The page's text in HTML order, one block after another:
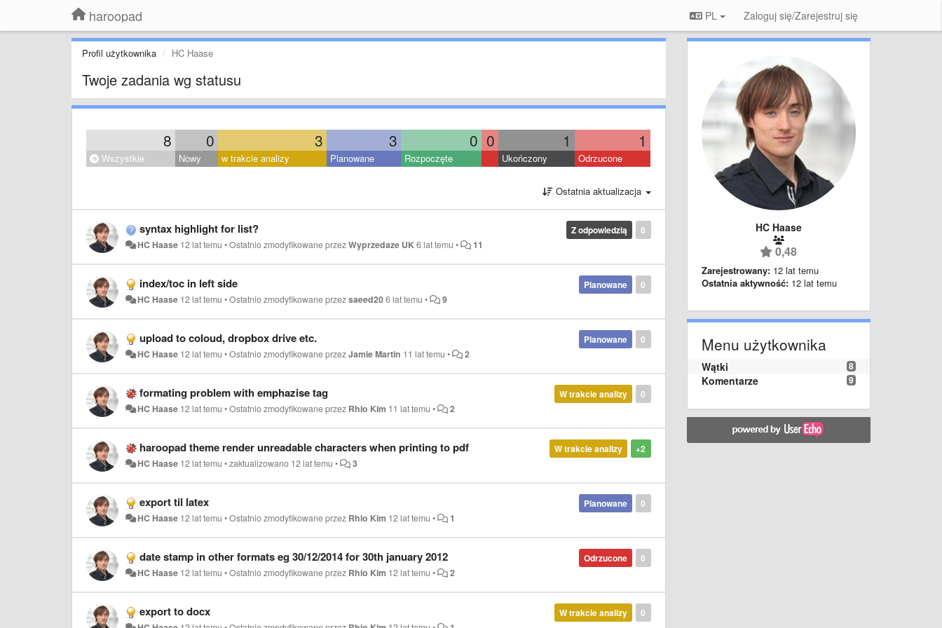
haroopad PL Zaloguj się/Zarejestruj się
Profil użytkownika HC Haase
Twoje zadania wg statusu
8 0 3 3 0 0 1 1
Wszystkie Nowy w trakcie analizy Planowane Rozpoczęte Ukończony Odrzucone
Ostatnia aktualizacja
0
Z odpowiedzią
syntax highlight for list?
HC Haase 12 lat temu •Ostatnio zmodyfikowane przezWyprzedaze UK6 lat temu • 11
0
Planowane
index/toc in left side
HC Haase 12 lat temu •Ostatnio zmodyfikowane przezsaeed206 lat temu • 9
0
Planowane
upload to coloud, dropbox drive etc.
HC Haase 12 lat temu •Ostatnio zmodyfikowane przezJamie Martin 11 lat temu • 2
0
W trakcie analizy
formating problem with emphazise tag
HC Haase 12 lat temu •Ostatnio zmodyfikowane przez Rhio Kim 11 lat temu • 2
+2
W trakcie analizy
haroopad theme render unreadable characters when printing to pdf
HC Haase 12 lat temu •zaktualizowano 12 lat temu • 3
0
Planowane
export til latex
HC Haase 12 lat temu •Ostatnio zmodyfikowane przez Rhio Kim 12 lat temu • 1
0
Odrzucone
date stamp in other formats eg 30/12/2014 for 30th january 2012
HC Haase 12 lat temu •Ostatnio zmodyfikowane przez Rhio Kim 12 lat temu • 2
0
W trakcie analizy
export to docx
HC Haase
0,48
Zarejestrowany: 12 lat temu
Ostatnia aktywność: 12 lat temu
Menu użytkownika
8
Wątki
9
Komentarze